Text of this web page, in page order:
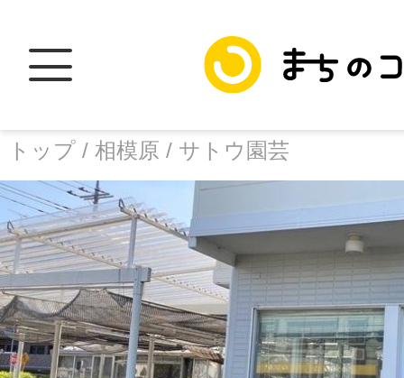
トップ / 相模原 / サトウ園芸
facebook
X
トップ
加盟スポットに